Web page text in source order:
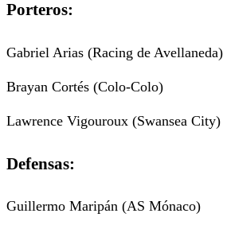
Porteros:
Gabriel Arias (Racing de Avellaneda)
Brayan Cortés (Colo-Colo)
Lawrence Vigouroux (Swansea City)
Defensas:
Guillermo Maripán (AS Mónaco)